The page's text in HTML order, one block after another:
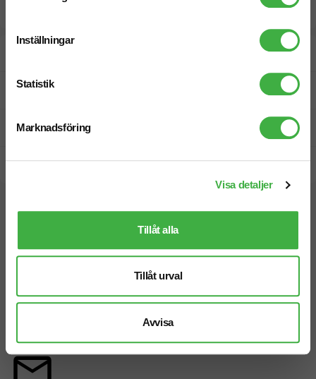
Inställningar
Statistik
Marknadsföring
Visa detaljer
Tillåt alla
Tillåt urval
Avvisa
Fri offert
Prisgaranti
Snabb leverans
Vi hjälper dig gärna!
Mån-fre 08.30 - 17.00